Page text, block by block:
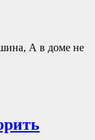
А в доме не